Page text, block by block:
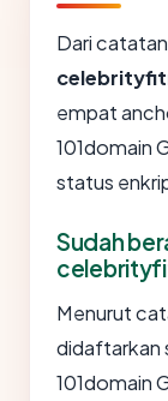
Dari
empat
101domain
status
Sudah
Menurut
didaftarkan
101domain